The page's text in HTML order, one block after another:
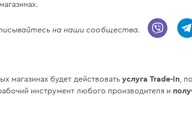
на наши сообщества.
магазинах будет действовать услуга Trade-In,
инструмент любого производителя и